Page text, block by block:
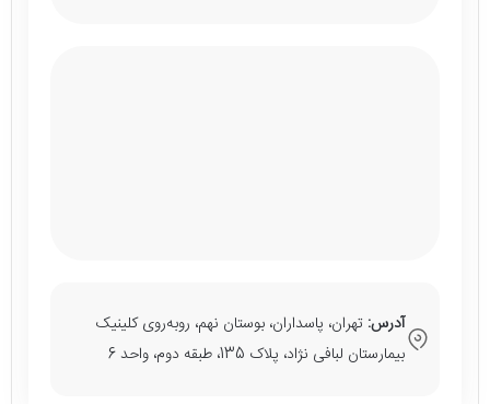
آدرس: تهران، پاسداران، بوستان نهم، رو‌به‌روی کلینیک
بیمارستان لبافی نژاد، پلاک 135، طبقه دوم، واحد 6